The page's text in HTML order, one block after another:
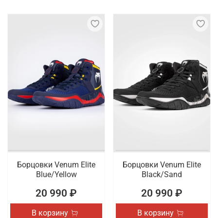
Борцовки Venum Elite
Blue/Yellow
20 990 ₽
В корзину
Борцовки Venum Elite
Black/Sand
20 990 ₽
В корзину